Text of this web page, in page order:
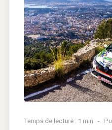
Temps de lecture : 1 min